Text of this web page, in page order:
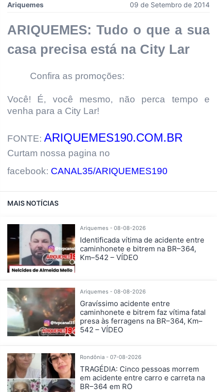
Ariquemes 09 de Setembro de 2014
ARIQUEMES: Tudo o que a sua
casa precisa está na City Lar
Confira as promoções:
Você! É, você mesmo, não perca tempo e
venha para a City Lar!
FONTE: ARIQUEMES190.COM.BR
Curtam nossa pagina no
facebook: CANAL35/ARIQUEMES190
MAIS NOTÍCIAS
Ariquemes - 08-08-2026
Identificada vítima de acidente entre
caminhonete e bitrem na BR–364,
Km–542 – VÍDEO
Ariquemes - 08-08-2026
Gravíssimo acidente entre
caminhonete e bitrem faz vítima fatal
presa às ferragens na BR–364, Km–
542 – VÍDEO
Rondônia - 07-08-2026
TRAGÉDIA: Cinco pessoas morrem
em acidente entre carro e carreta na
BR–364 em RO